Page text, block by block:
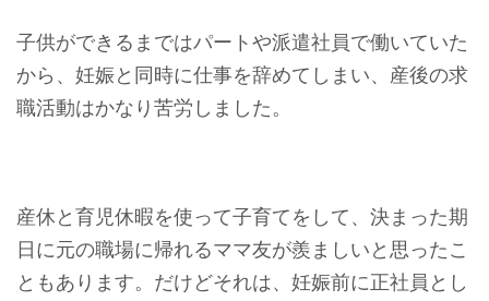
子供ができるまではパートや派遣社員で働いていた
から、妊娠と同時に仕事を辞めてしまい、産後の求
職活動はかなり苦労しました。
産休と育児休暇を使って子育てをして、決まった期
日に元の職場に帰れるママ友が羨ましいと思ったこ
ともあります。だけどそれは、妊娠前に正社員とし